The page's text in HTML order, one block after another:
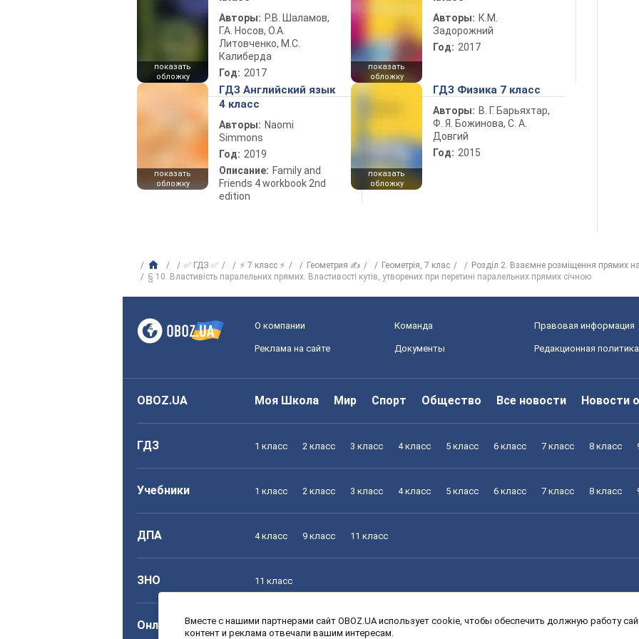
показать
обложку
Авторы: Р.В. Шаламов,
Г.А. Носов, О.А.
Литовченко, М.С.
Калиберда
Год: 2017
показать
обложку
Авторы: К.М.
Задорожний
Год: 2017
показать
обложку
ГДЗ Английский язык
4 класс
Авторы: Naomi
Simmons
Год: 2019
Описание: Family and
Friends 4 workbook 2nd
edition
показать
обложку
ГДЗ Физика 7 класс
Авторы: В. Г. Барьяхтар,
Ф. Я. Божинова, С. А.
Довгий
Год: 2015
✅ ГДЗ ✅ ⚡ 7 класс ⚡ Геометрия ✍ Геометрія, 7 клас
Розділ 2. Взаємне розміщення прямих
§ 10. Властивість паралельних прямих. Властивості кутів, утворених при перетині паралельних прямих січною
О компании Команда Правовая информация
Реклама на сайте Документы Редакционная политика
OBOZ.UA Моя Школа Мир Спорт Общество Все новости Новости
ГДЗ 1 класс 2 класс 3 класс 4 класс 5 класс 6 класс 7 класс 8 класс
Учебники 1 класс 2 класс 3 класс 4 класс 5 класс 6 класс 7 класс 8 класс
ДПА 4 класс 9 класс 11 класс
ЗНО 11 класс
Онлайн уроки 1 класс 2 класс 3 класс 4 класс 5 класс 6 класс 7 класс 8 класс
Вместе с нашими партнерами сайт OBOZ.UA использует cookie, чтобы обеспечить должную работу
контент и реклама отвечали вашим интересам.